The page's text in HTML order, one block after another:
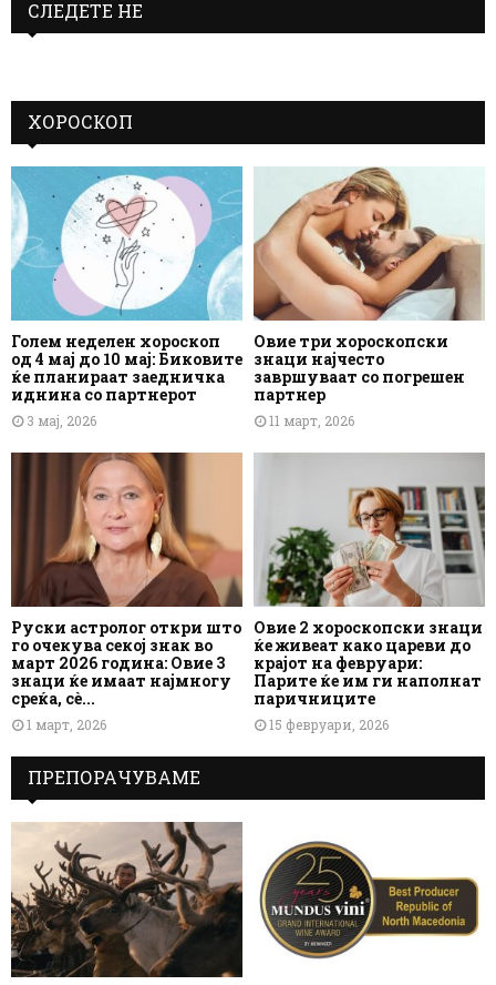
СЛЕДЕТЕ НЕ
ХОРОСКОП
Голем неделен хороскоп
од 4 мај до 10 мај: Биковите
ќе планираат заедничка
иднина со партнерот
3 мај, 2026
Овие три хороскопски
знаци најчесто
завршуваат со погрешен
партнер
11 март, 2026
Руски астролог откри што
го очекува секој знак во
март 2026 година: Овие 3
знаци ќе имаат најмногу
среќа, сè...
1 март, 2026
Овие 2 хороскопски знаци
ќе живеат како цареви до
крајот на февруари:
Парите ќе им ги наполнат
паричниците
15 февруари, 2026
ПРЕПОРАЧУВАМЕ